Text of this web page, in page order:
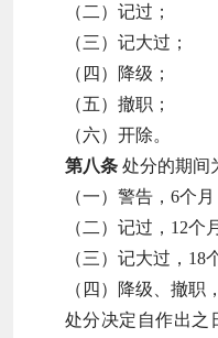
（二）记过；
（三）记大过；
（四）降级；
（五）撤职；
（六）开除。
第八条处分的期间
（一）警告，6个月
（二）记过，12个
（三）记大过，18
（四）降级、撤职
处分决定自作出之